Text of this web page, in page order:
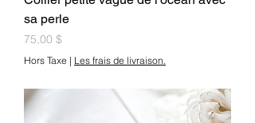
sa perle
Prix
75,00 $
Hors Taxe | Les frais de livraison.